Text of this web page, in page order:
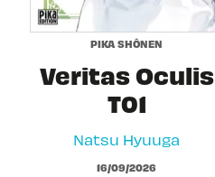
PIKA SHÔNEN
Veritas Oculis
T01
Natsu Hyuuga
16/09/2026